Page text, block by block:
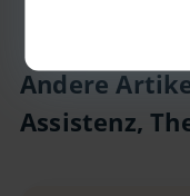
Andere
Assistenz,